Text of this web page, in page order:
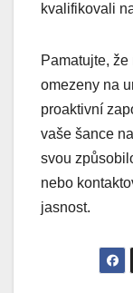
kvalifikovali
Pamatujte,
omezeny na
proaktivní
vaše šance
svou
nebo
jasnost.